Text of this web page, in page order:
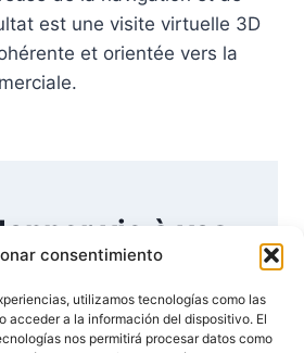
consentimiento
utilizamos tecnologías como las
acceder a la información del dispositivo. El
nos permitirá procesar datos como
est une visite virtuelle 3D
et orientée vers la
vie à vos
Demander un devis